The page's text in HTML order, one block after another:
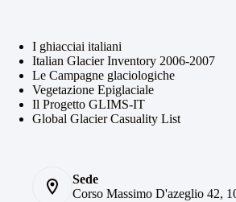
I ghiacciai italiani
Italian Glacier Inventory 2006-2007
Le Campagne glaciologiche
Vegetazione Epiglaciale
Il Progetto GLIMS-IT
Global Glacier Casuality List
Sede
Corso Massimo D'azeglio 42,